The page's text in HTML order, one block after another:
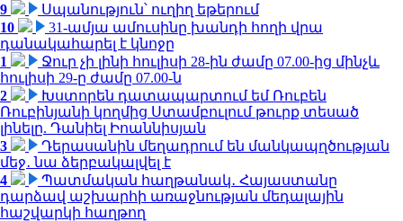
9
Սպանություն՝ ուղիղ եթերում
10
31-ամյա ամուսինը խանդի հողի վրա
դանակահարել է կնոջը
1
Ջուր չի լինի հուլիսի 28-ին ժամը 07.00-ից մինչև
հուլիսի 29-ը ժամը 07.00-ն
2
Խստորեն դատապարտում եմ Ռուբեն
Ռուբինյանի կողմից Ստամբուլում թուրք տեսած
լինելը. Դանիել Իոաննիսյան
3
Դերասանին մեղադրում են մանկապղծության
մեջ․ նա ձերբակալվել է
4
Պատմական հաղթանակ․ Հայաստանը
դարձավ աշխարհի առաջնության մեդալային
հաշվարկի հաղթող